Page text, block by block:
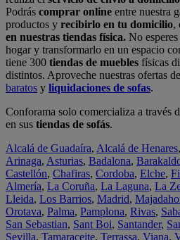
Podrás comprar online entre nuestra
productos y recibirlo en tu domicilio,
en nuestras tiendas física. No
hogar y transformarlo en un espacio
tiene 300 tiendas de muebles físicas
distintos. Aproveche nuestras ofertas de
baratos y liquidaciones de sofas.
Conforama solo comercializa a través
en sus tiendas de sofás.
Alcalá de Guadaíra, Alcalá de Henares,
Arinaga, Asturias, Badalona,
Castellón, Chafiras, Cordoba, Elche,
Almería, La Coruña, La Laguna, La
Lleida, Los Barrios, Madrid,
Orotava, Palma, Pamplona, Rivas,
San Sebastian, Sant Boi, Santander,
Sevilla, Tamaraceite, Terrassa, Viana,